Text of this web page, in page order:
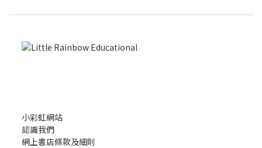
小彩虹網站
認識我們
網上書店條款及細則